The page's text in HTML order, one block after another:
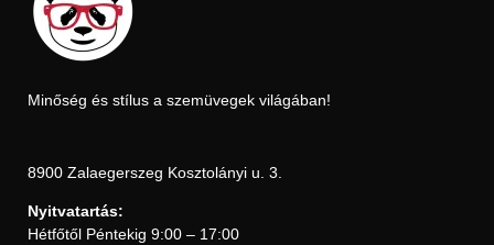
Minőség és stílus a szemüvegek világában!
8900 Zalaegerszeg Kosztolányi u. 3.
Nyitvatartás:
Hétfőtől Péntekig 9:00 – 17:00